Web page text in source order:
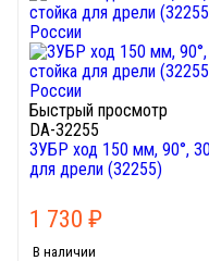
Быстрый просмотр
DA-32255
ЗУБР ход 150 мм, 90°,
для дрели (32255)
1 730 ₽
В наличии